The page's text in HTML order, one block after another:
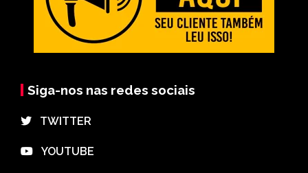
Siga-nos nas redes sociais
⠀TWITTER
⠀YOUTUBE